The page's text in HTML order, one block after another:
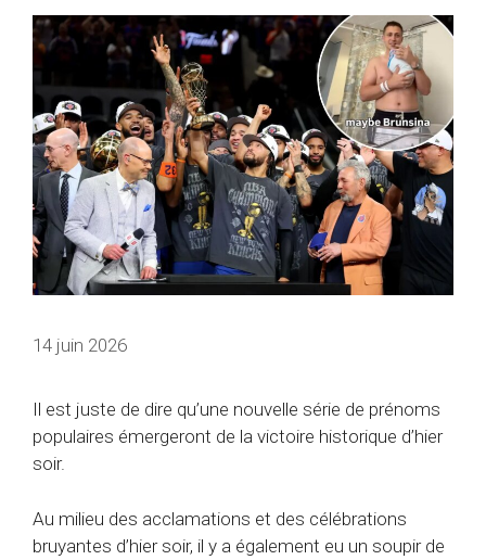
14 juin 2026
Il est juste de dire qu’une nouvelle série de prénoms
populaires émergeront de la victoire historique d’hier
soir.
Au milieu des acclamations et des célébrations
bruyantes d’hier soir, il y a également eu un soupir de